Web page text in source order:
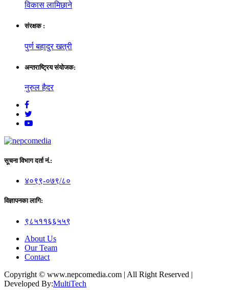
विकास लामिछाने
संरक्षक :
पुर्ण बहादुर खत्री
अन्तराष्ट्रिय संयाेजक:
नुरुल हैदर
सूचना विभाग दर्ता नं.:
४०९९-०७९/८०
विज्ञापनका लागि:
९८५११६६५५९
About Us
Our Team
Contact
Copyright © www.nepcomedia.com | All Right Reserved |
Developed By:MultiTech